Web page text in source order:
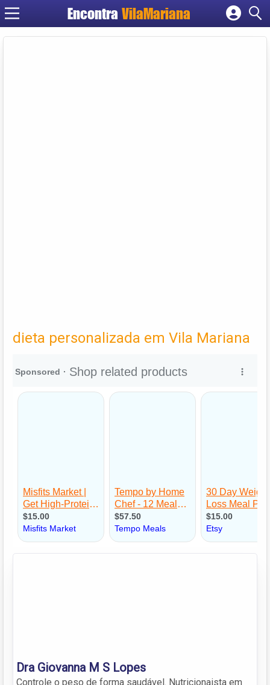
EncontraVilaMariana
Cadastrar empresa
dieta personalizada em Vila Mariana
Dra Giovanna M S Lopes
Controle o peso de forma saudável. Nutricionaista em